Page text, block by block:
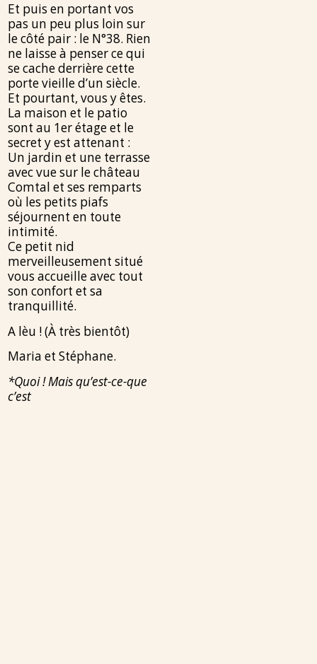
Et puis en portant vos
pas un peu plus loin sur
le côté pair : le N°38. Rien
ne laisse à penser ce qui
se cache derrière cette
porte vieille d’un siècle.
Et pourtant, vous y êtes.
La maison et le patio
sont au 1er étage et le
secret y est attenant :
Un jardin et une terrasse
avec vue sur le château
Comtal et ses remparts
où les petits piafs
séjournent en toute
intimité.
Ce petit nid
merveilleusement situé
vous accueille avec tout
son confort et sa
tranquillité.
A lèu ! (À très bientôt)
Maria et Stéphane.
*Quoi ! Mais qu’est-ce-que
c’est